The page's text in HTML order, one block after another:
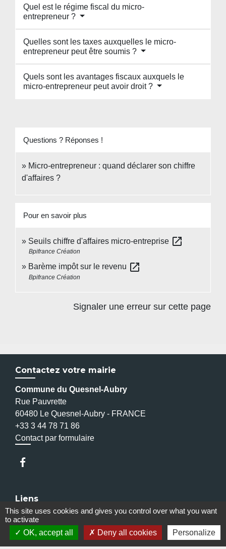
Quel est le régime fiscal du micro-
entrepreneur ?
Quelles sont les taxes auxquelles le micro-
entrepreneur peut être soumis ?
Quels sont les avantages fiscaux auxquels le
micro-entrepreneur peut avoir droit ?
Questions ? Réponses !
Micro-entrepreneur : quand déclarer son chiffre
d'affaires ?
Pour en savoir plus
Seuils chiffre d'affaires micro-entreprise open_in_new
Bpifrance Création
Barème impôt sur le revenu open_in_new
Bpifrance Création
Signaler une erreur sur cette page
Contactez votre mairie
Commune du Quesnel-Aubry
Rue Pauvrette
60480 Le Quesnel-Aubry - FRANCE
+33 3 44 78 71 86
Contact par formulaire
Liens
Enquête Petite Enfance - Parents
This site uses cookies and gives you control over what you want
to activate
OK, accept all
Deny all cookies Personalize